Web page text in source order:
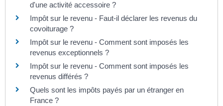
d'une activité accessoire ?
Impôt sur le revenu - Faut-il déclarer les revenus du
covoiturage ?
Impôt sur le revenu - Comment sont imposés les
revenus exceptionnels ?
Impôt sur le revenu - Comment sont imposés les
revenus différés ?
Quels sont les impôts payés par un étranger en
France ?